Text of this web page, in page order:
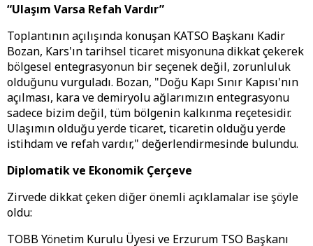
“Ulaşım Varsa Refah Vardır”
​Toplantının açılışında konuşan KATSO Başkanı Kadir
Bozan, Kars'ın tarihsel ticaret misyonuna dikkat çekerek
bölgesel entegrasyonun bir seçenek değil, zorunluluk
olduğunu vurguladı. Bozan, "Doğu Kapı Sınır Kapısı'nın
açılması, kara ve demiryolu ağlarımızın entegrasyonu
sadece bizim değil, tüm bölgenin kalkınma reçetesidir.
Ulaşımın olduğu yerde ticaret, ticaretin olduğu yerde
istihdam ve refah vardır," değerlendirmesinde bulundu.
​Diplomatik ve Ekonomik Çerçeve
​Zirvede dikkat çeken diğer önemli açıklamalar ise şöyle
oldu:
​TOBB Yönetim Kurulu Üyesi ve Erzurum TSO Başkanı